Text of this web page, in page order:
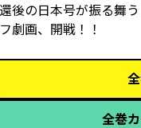
後の日本号が振る舞
劇画、開戦！！
全巻